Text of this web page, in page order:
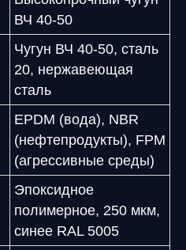
ВЧ 40-50
Чугун ВЧ 40-50, сталь
20, нержавеющая
сталь
EPDM (вода), NBR
(нефтепродукты), FPM
(агрессивные среды)
Эпоксидное
полимерное, 250 мкм,
синее RAL 5005